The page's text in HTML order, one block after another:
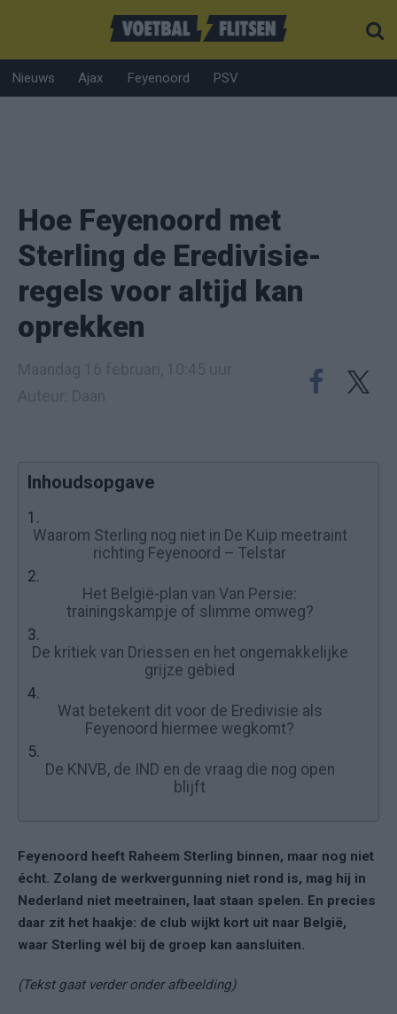
Nieuws Ajax Feyenoord PSV
Hoe Feyenoord met
Sterling de Eredivisie-
regels voor altijd kan
oprekken
Inhoudsopgave
1.
Waarom Sterling nog niet in De Kuip meetraint
richting Feyenoord – Telstar
2.
Het België-plan van Van Persie:
trainingskampje of slimme omweg?
3.
De kritiek van Driessen en het ongemakkelijke
grijze gebied
4.
Wat betekent dit voor de Eredivisie als
Feyenoord hiermee wegkomt?
5.
De KNVB, de IND en de vraag die nog open
blijft
Feyenoord heeft Raheem Sterling binnen, maar nog niet
écht. Zolang de werkvergunning niet rond is, mag hij in
Nederland niet meetrainen, laat staan spelen. En precies
daar zit het haakje: de club wijkt kort uit naar België,
waar Sterling wél bij de groep kan aansluiten.
(Tekst gaat verder onder afbeelding)